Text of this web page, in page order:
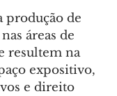
produção de
áreas de
resultem na
expositivo,
e direito